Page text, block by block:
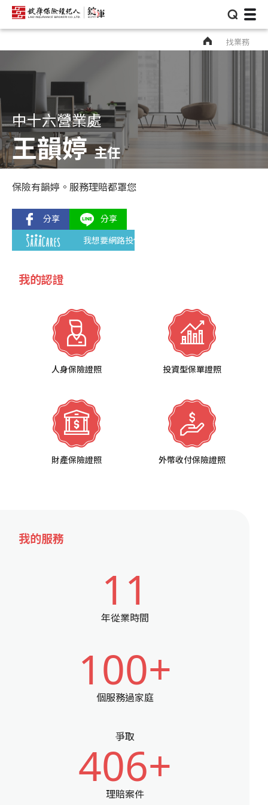
⌕
找業務
中十六營業處
王韻婷 主任
保險有韻婷。服務理賠都罩您
我想要網路投保
我的認證
人身保險證照 投資型保單證照
財產保險證照 外幣收付保險證照
我的服務
11
年從業時間
100+
個服務過家庭
爭取
406+
理賠案件